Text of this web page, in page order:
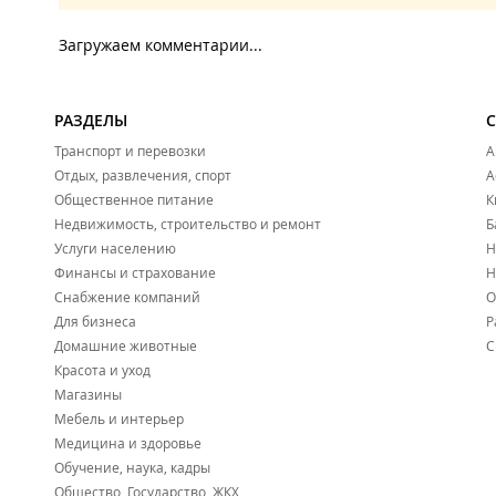
Загружаем комментарии...
РАЗДЕЛЫ
Транспорт и перевозки
Отдых, развлечения, спорт
Общественное питание
Недвижимость, строительство и ремонт
Услуги населению
Финансы и страхование
Снабжение компаний
Для бизнеса
Домашние животные
Красота и уход
Магазины
Мебель и интерьер
Медицина и здоровье
Обучение, наука, кадры
Общество, Государство, ЖКХ